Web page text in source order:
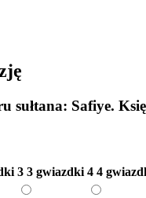
sułtana: Safiye.
3 3 gwiazdki 4 4